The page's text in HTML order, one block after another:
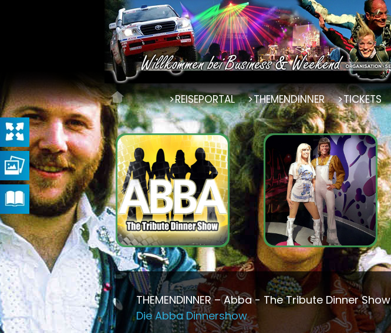
REISEPORTAL THEMENDINNER TICKETS
THEMENDINNER –Abba - The Tribute Dinner Show
Die Abba Dinnershow